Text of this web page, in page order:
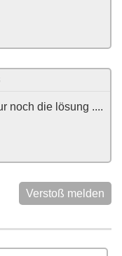
noch die lösung ....
Verstoß melden